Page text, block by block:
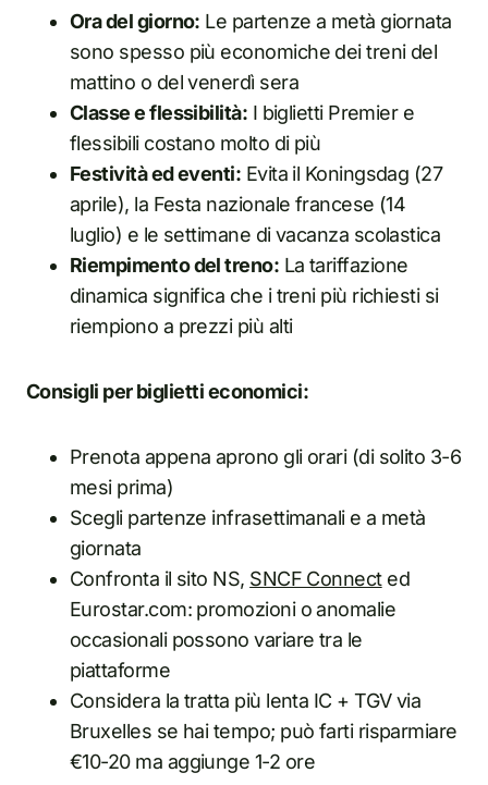
Ora del giorno: Le partenze a metà giornata
sono spesso più economiche dei treni del
mattino o del venerdì sera
Classe e flessibilità: I biglietti Premier e
flessibili costano molto di più
Festività ed eventi: Evita il Koningsdag (27
aprile), la Festa nazionale francese (14
luglio) e le settimane di vacanza scolastica
Riempimento del treno: La tariffazione
dinamica significa che i treni più richiesti si
riempiono a prezzi più alti
Consigli per biglietti economici:
Prenota appena aprono gli orari (di solito 3-6
mesi prima)
Scegli partenze infrasettimanali e a metà
giornata
Confronta il sito NS, SNCF Connected
Eurostar.com: promozioni o anomalie
occasionali possono variare tra le
piattaforme
Considera la tratta più lenta IC + TGV via
Bruxelles se hai tempo; può farti risparmiare
€10-20 ma aggiunge 1-2 ore